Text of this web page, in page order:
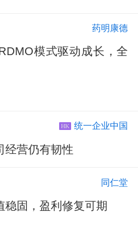
药明康德
模式驱动成长，全
HK 统一企业中国
经营仍有韧性
同仁堂
稳固，盈利修复可期